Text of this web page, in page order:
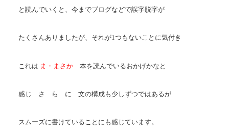
と読んでいくと、今までブログなどで誤字脱字が
たくさんありましたが、それが1つもないことに気付き
これは ま・まさか 本を読んでいるおかげかなと
感じ さ ら に 文の構成も少しずつではあるが
スムーズに書けていることにも感じています。